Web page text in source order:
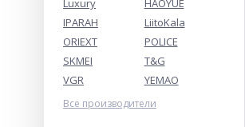
Luxury
HAOYUE
IPARAH
LiitoKala
ORIEXT
POLICE
SKMEI
T&G
VGR
YEMAO
Все производители